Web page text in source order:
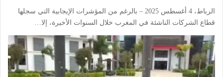
الرباط، 4 أغسطس 2025 – بالرغم من المؤشرات الإيجابية التي سجلها
قطاع الشركات الناشئة في المغرب خلال السنوات الأخيرة، إلا…